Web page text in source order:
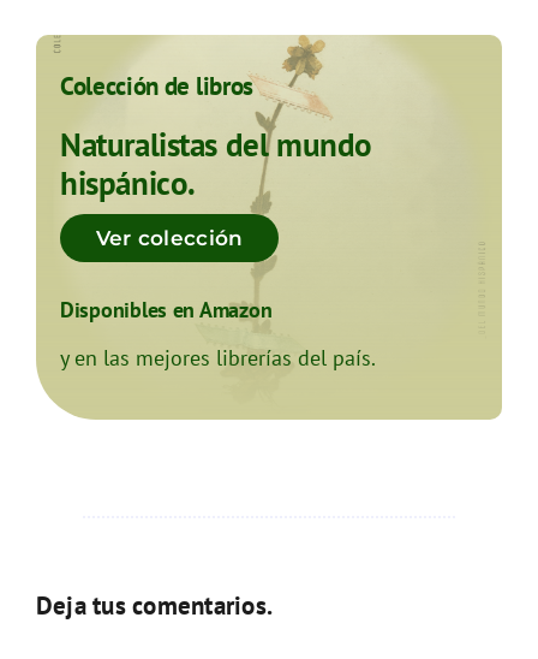
Colección de libros
Naturalistas del mundo
hispánico.
Ver colección
Disponibles en Amazon
y en las mejores librerías del país.
Deja tus comentarios.